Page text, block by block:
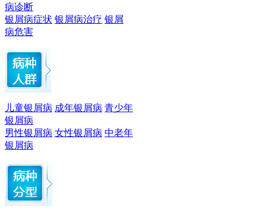
病诊断
银屑病症状 银屑病治疗 银屑
病危害
儿童银屑病 成年银屑病 青少年
银屑病
男性银屑病 女性银屑病 中老年
银屑病